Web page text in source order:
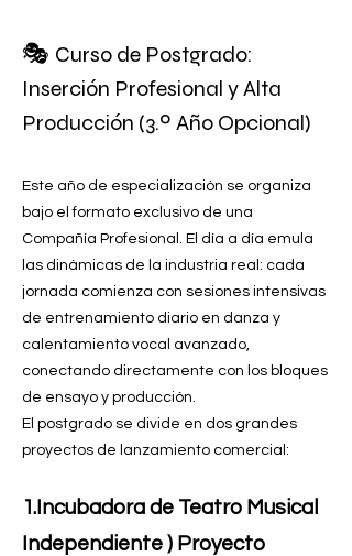
🎭 Curso de Postgrado:
Inserción Profesional y Alta
Producción (3.º Año Opcional)
Este año de especialización se organiza
bajo el formato exclusivo de una
Compañía Profesional. El día a día emula
las dinámicas de la industria real: cada
jornada comienza con sesiones intensivas
de entrenamiento diario en danza y
calentamiento vocal avanzado,
conectando directamente con los bloques
de ensayo y producción.
El postgrado se divide en dos grandes
proyectos de lanzamiento comercial:
1.Incubadora de Teatro Musical
Independiente ) Proyecto